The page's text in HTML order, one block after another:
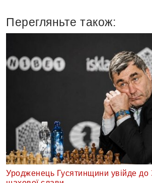
Перегляньте також:
Уродженець Гусятинщини увійде до